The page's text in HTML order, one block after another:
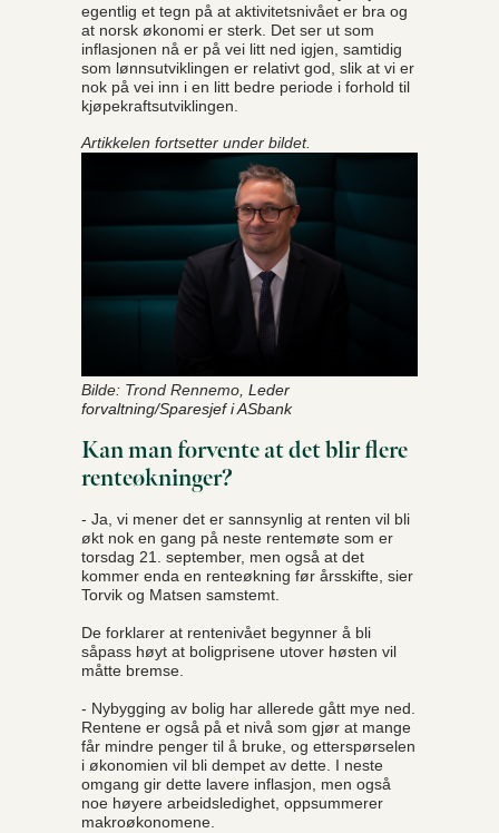
egentlig et tegn på at aktivitetsnivået er bra og
at norsk økonomi er sterk. Det ser ut som
inflasjonen nå er på vei litt ned igjen, samtidig
som lønnsutviklingen er relativt god, slik at vi er
nok på vei inn i en litt bedre periode i forhold til
kjøpekraftsutviklingen.
Artikkelen fortsetter under bildet.
Bilde: Trond Rennemo, Leder
forvaltning/Sparesjef i ASbank
Kan man forvente at det blir flere
renteøkninger?
- Ja, vi mener det er sannsynlig at renten vil bli
økt nok en gang på neste rentemøte som er
torsdag 21. september, men også at det
kommer enda en renteøkning før årsskifte, sier
Torvik og Matsen samstemt.
De forklarer at rentenivået begynner å bli
såpass høyt at boligprisene utover høsten vil
måtte bremse.
- Nybygging av bolig har allerede gått mye ned.
Rentene er også på et nivå som gjør at mange
får mindre penger til å bruke, og etterspørselen
i økonomien vil bli dempet av dette. I neste
omgang gir dette lavere inflasjon, men også
noe høyere arbeidsledighet, oppsummerer
makroøkonomene.